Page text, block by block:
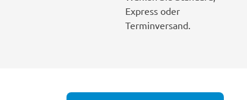
Express oder
Terminversand.